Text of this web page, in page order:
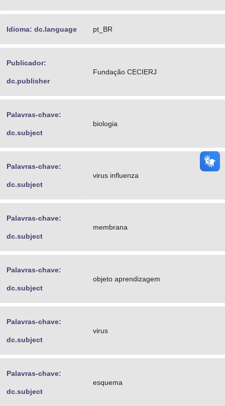
Idioma: dc.language pt_BR
Publicador:
dc.publisher
Fundação CECIERJ
Palavras-chave:
dc.subject
biologia
Palavras-chave:
dc.subject
virus influenza
Palavras-chave:
dc.subject
membrana
Palavras-chave:
dc.subject
objeto aprendizagem
Palavras-chave:
dc.subject
virus
Palavras-chave:
dc.subject
esquema